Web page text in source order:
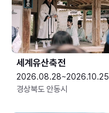
세계유산축전
2026.08.28~2026.10.25
경상북도 안동시